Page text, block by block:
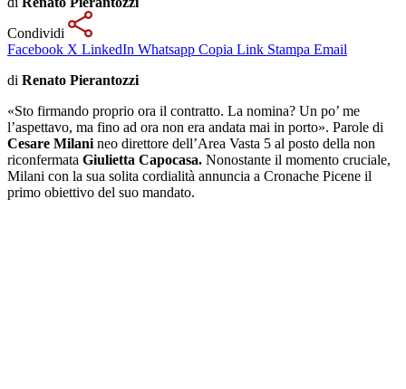
Condividi
Facebook X LinkedIn Whatsapp Copia Link Stampa Email
di Renato Pierantozzi
«Sto firmando proprio ora il contratto. La nomina? Un po’ me
l’aspettavo, ma fino ad ora non era andata mai in porto». Parole di
Cesare Milani neo direttore dell’Area Vasta 5 al posto della non
riconfermata Giulietta Capocasa. Nonostante il momento cruciale,
Milani con la sua solita cordialità annuncia a Cronache Picene il
primo obiettivo del suo mandato.